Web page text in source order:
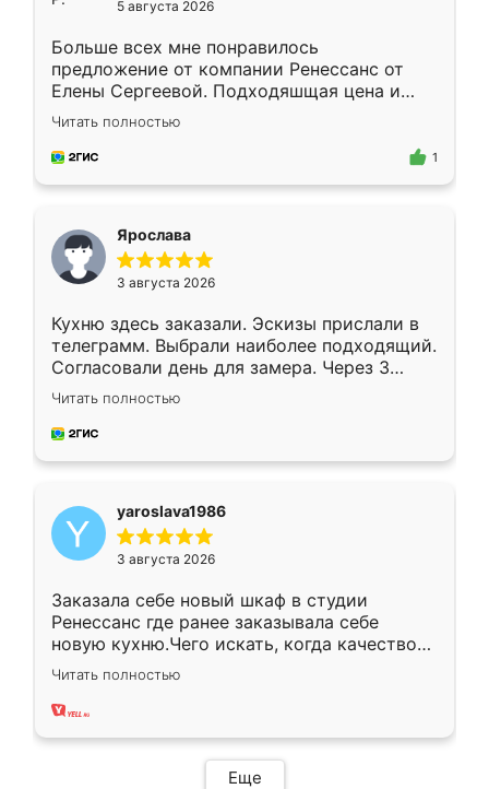
5 августа 2026
Больше всех мне понравилось
предложение от компании Ренессанс от
Елены Сергеевой. Подходяшщая цена и
короткие сроки изготовления. Приехавший
для замера сотрудник Владислав
предложил по моему эскизу самый
Читать полностью
1
Ярослава
3 августа 2026
Кухню здесь заказали. Эскизы прислали в
телеграмм. Выбрали наиболее подходящий.
Согласовали день для замера. Через 3
недели кухня была уже готова. Остались
довольны работой. Спасибо Ренессанс
мебель за качественную работу!
Читать полностью
yaroslava1986
3 августа 2026
Заказала себе новый шкаф в студии
Ренессанс где ранее заказывала себе
новую кухню.Чего искать, когда качеством
вполне довольна. Служит кухня уже почти
два года, нареканий нет.
Читать полностью
Еще